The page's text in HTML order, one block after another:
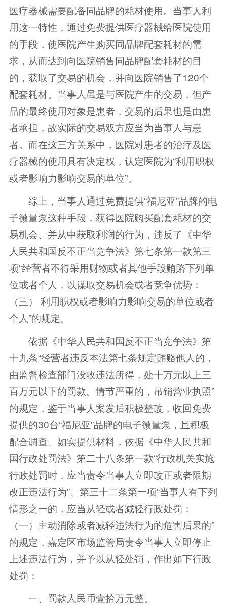
医疗器械需要配备同品牌的耗材使用。当事人利
用这一特性，通过免费提供医疗器械给医院使用
的手段，使医院产生购买同品牌配套耗材的需
求，从而达到向医院销售同品牌配套耗材的目
的，获取了交易的机会，并向医院销售了120个
配套耗材。当事人虽是与医院产生的交易，但产
品的最终使用对象是患者，交易的后果也是由患
者承担，故实际的交易双方应当为当事人与患
者。而在这三方关系中，医院对患者的治疗及医
疗器械的使用具有决定权，认定医院为“利用职权
或者影响力影响交易的单位”。
综上，当事人通过免费提供“福尼亚”品牌的电
子微量泵这种手段，获得医院购买配套耗材的交
易机会、并从中获取利润的行为，违反了《中华
人民共和国反不正当竞争法》第七条第一款第三
项“经营者不得采用财物或者其他手段贿赂下列单
位或者个人，以谋取交易机会或者竞争优势：
（三） 利用职权或者影响力影响交易的单位或者
个人”的规定。
依据《中华人民共和国反不正当竞争法》第
十九条“经营者违反本法第七条规定贿赂他人的，
由监督检查部门没收违法所得，处十万元以上三
百万元以下的罚款。情节严重的，吊销营业执照”
的规定，鉴于当事人案发后积极整改，收回免费
提供的30台“福尼亚”品牌的电子微量泵，且积极
配合调查、如实提供材料，依据《中华人民共和
国行政处罚法》第二十八条第一款“行政机关实施
行政处罚时，应当责令当事人立即改正或者限期
改正违法行为”、第三十二条第一项“当事人有下列
情形之一的，应当从轻或者减轻行政处罚：
（一）主动消除或者减轻违法行为的危害后果的”
的规定，嘉定区市场监管局责令当事人立即停止
上述违法行为，并予以从轻处罚，作出如下行政
处罚：
一、罚款人民币壹拾万元整。